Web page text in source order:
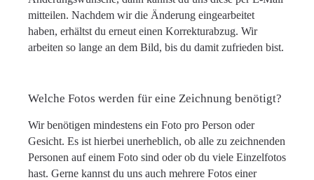
mitteilen. Nachdem wir die Änderung eingearbeitet
haben, erhältst du erneut einen Korrekturabzug. Wir
arbeiten so lange an dem Bild, bis du damit zufrieden bist.
Welche Fotos werden für eine Zeichnung benötigt?
Wir benötigen mindestens ein Foto pro Person oder
Gesicht. Es ist hierbei unerheblich, ob alle zu zeichnenden
Personen auf einem Foto sind oder ob du viele Einzelfotos
hast. Gerne kannst du uns auch mehrere Fotos einer